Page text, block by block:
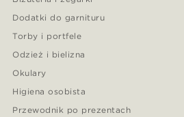
Dodatki do garnituru
Torby i portfele
Odzież i bielizna
Okulary
Higiena osobista
Przewodnik po prezentach